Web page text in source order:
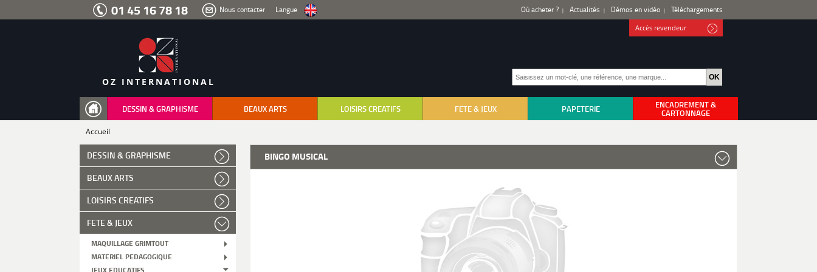
menu
01 45 16 78 18 Nous contacter Langue Où acheter ? Actualités Démos en vidéo Téléchargements
OZ INTERNATIONAL
Accès revendeur
DESSIN & GRAPHISME BEAUX ARTS LOISIRS CREATIFS FETE & JEUX PAPETERIE ENCADREMENT &
CARTONNAGE
Accueil
DESSIN & GRAPHISME
BEAUX ARTS
LOISIRS CREATIFS
FETE & JEUX
MAQUILLAGE GRIMTOUT
MATERIEL PEDAGOGIQUE
JEUX EDUCATIFS
BINGO MUSICAL